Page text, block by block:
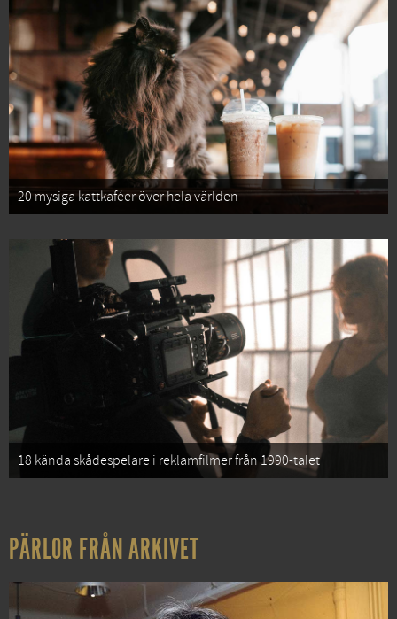
20 mysiga kattkaféer över hela världen
18 kända skådespelare i reklamfilmer från 1990-talet
PÄRLOR FRÅN ARKIVET